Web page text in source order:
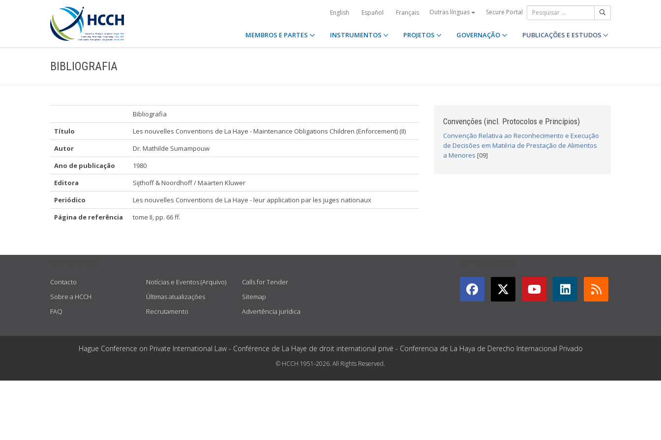
English Español Français Outras línguas Secure Portal
MEMBROS E PARTES INSTRUMENTOS PROJETOS GOVERNAÇÃO PUBLICAÇÕES E ESTUDOS
BIBLIOGRAFIA
Bibliografia
Título
Les nouvelles Conventions de La Haye - Maintenance Obligations Children (Enforcement) (II)
Autor
Dr. Mathilde Sumampouw
Ano de publicação
1980
Editora
Sijthoff & Noordhoff / Maarten Kluwer
Periódico
Les nouvelles Conventions de La Haye - leur application par les juges nationaux
Página de referência
tome II, pp. 66 ff.
Convenções (incl. Protocolos e Princípios)
Convenção Relativa ao Reconhecimento e Execução
de Decisões em Matéria de Prestação de Alimentos
a Menores [09]
Contacto
Sobre a HCCH
FAQ
Notícias e Eventos (Arquivo)
Últimas atualizações
Recrutamento
Calls for Tender
Sitemap
Advertência jurídica
Hague Conference on Private International Law - Conférence de La Haye de droit international privé - Conferencia de La Haya de Derecho Internacional Privado
© HCCH 1951-2026. All Rights Reserved.